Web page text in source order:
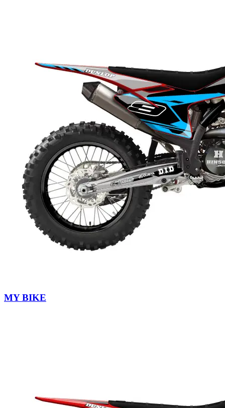
MY BIKE